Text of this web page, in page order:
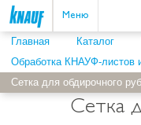
Меню
Главная Каталог
Обработка КНАУФ-листов
Сетка для обдирочного
Сетка